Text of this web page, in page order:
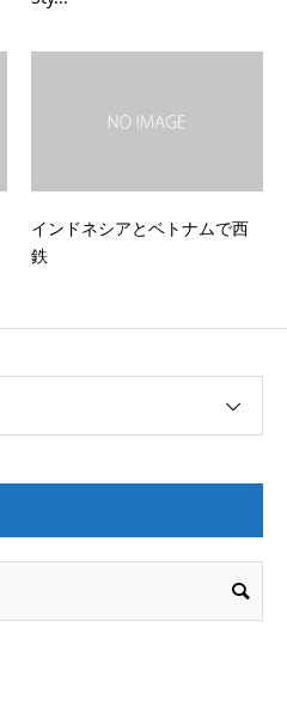
インドネシアとベトナムで西
鉄